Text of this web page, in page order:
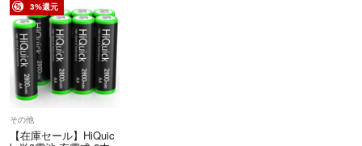
3%還元
その他
【在庫セール】HiQuic